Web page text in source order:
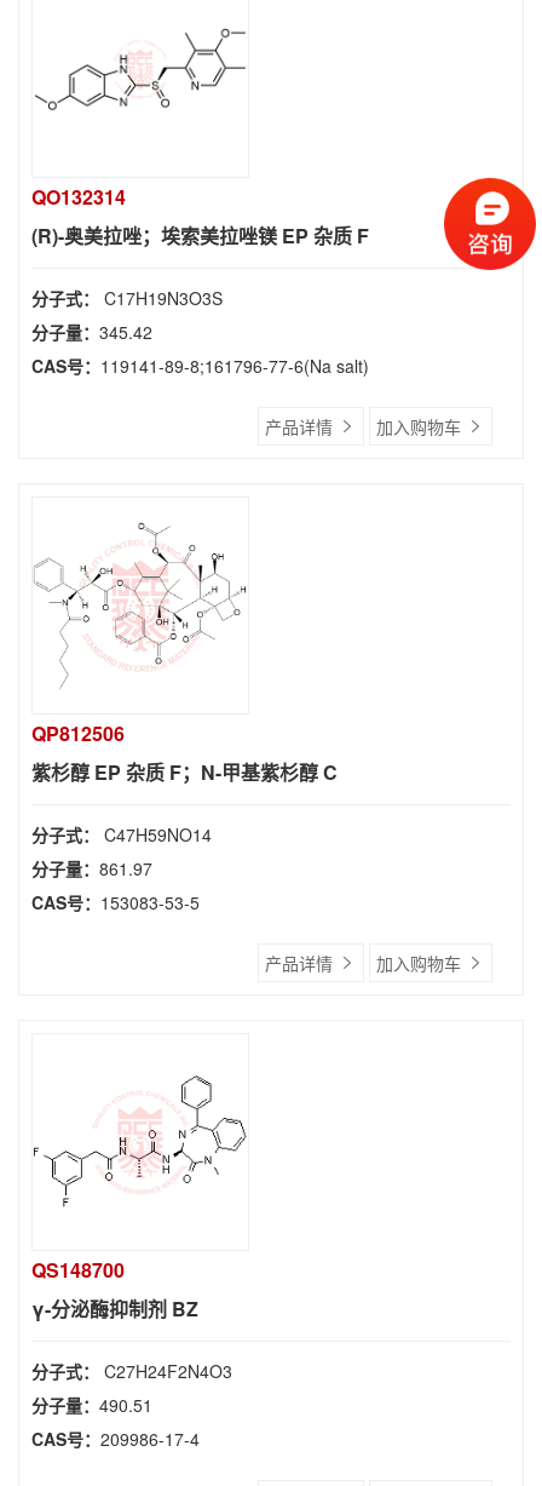
QO132314
(R)-奥美拉唑；埃索美拉唑镁 EP 杂质 F
分子式： C17H19N3O3S
分子量： 345.42
CAS号： 119141-89-8;161796-77-6(Na salt)
产品详情 加入购物车
QP812506
紫杉醇 EP 杂质 F；N-甲基紫杉醇 C
分子式： C47H59NO14
分子量： 861.97
CAS号： 153083-53-5
产品详情 加入购物车
QS148700
γ-分泌酶抑制剂 BZ
分子式： C27H24F2N4O3
分子量： 490.51
CAS号： 209986-17-4